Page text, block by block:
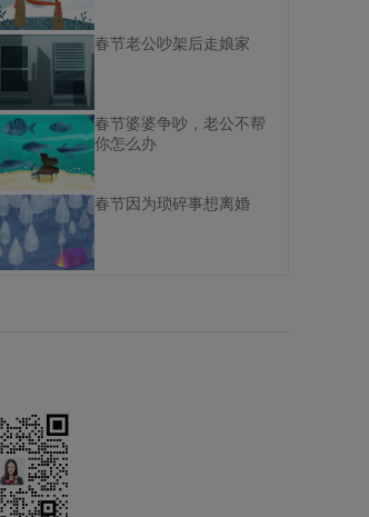
春节老公吵架后走娘家
春节婆婆争吵，老公不帮
你怎么办
春节因为琐碎事想离婚